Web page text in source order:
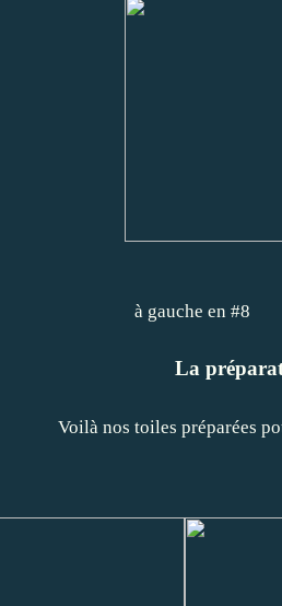
à gauche en
La
Voilà nos toiles préparées